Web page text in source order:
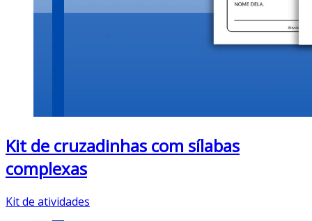
Kit de cruzadinhas com sílabas
complexas
Kit de atividades